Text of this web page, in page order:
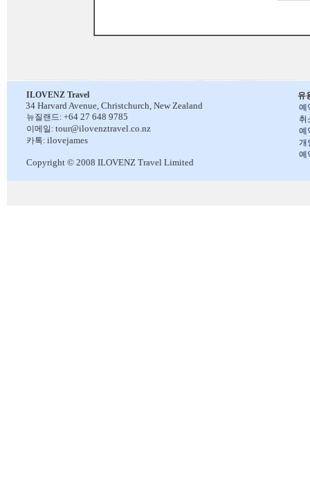
유
예
취
예
개
예
ILOVENZ Travel
34 Harvard Avenue, Christchurch, New Zealand
뉴질랜드: +64 27 648 9785
이메일: tour@ilovenztravel.co.nz
카톡: ilovejames
Copyright © 2008 ILOVENZ Travel Limited